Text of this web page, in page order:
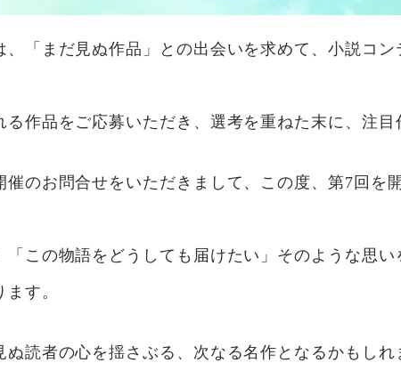
、「まだ見ぬ作品」との出会いを求めて、小説コ
る作品をご応募いただき、選考を重ねた末に、注
催のお問合せをいただきまして、この度、第7回を
「この物語をどうしても届けたい」そのような思
す。
ぬ読者の心を揺さぶる、次なる名作となるかもしれ